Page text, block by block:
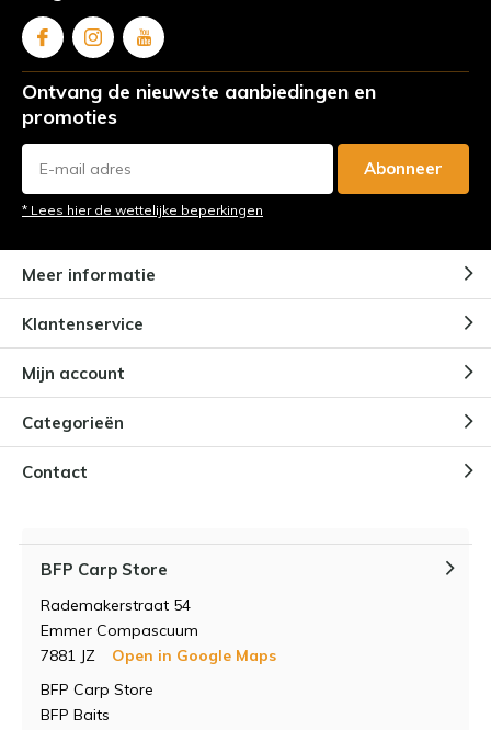
Ontvang de nieuwste aanbiedingen en
promoties
Abonneer
* Lees hier de wettelijke beperkingen
Meer informatie
Klantenservice
Mijn account
Categorieën
Contact
BFP Carp Store
Rademakerstraat 54
Emmer Compascuum
7881 JZ
Open in Google Maps
BFP Carp Store
BFP Baits